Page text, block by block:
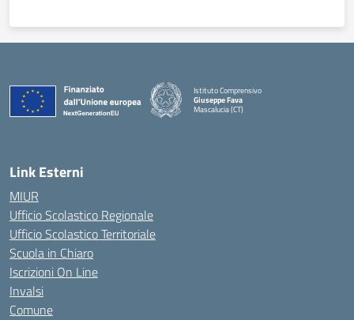
Istituto Comprensivo
Giuseppe Fava
Mascalucia (CT)
Link Esterni
MIUR
Ufficio Scolastico Regionale
Ufficio Scolastico Territoriale
Scuola in Chiaro
Iscrizioni On Line
Invalsi
Comune